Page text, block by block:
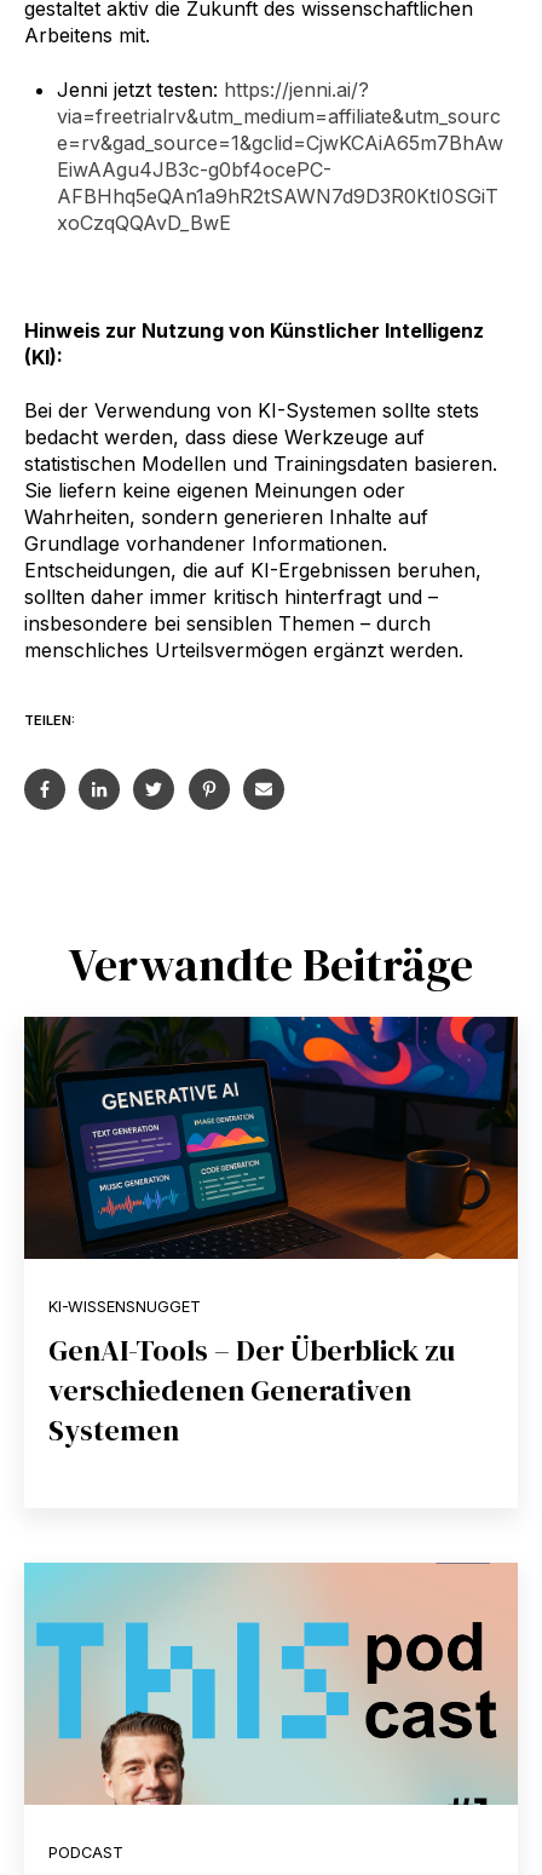
gestaltet aktiv die Zukunft des wissenschaftlichen
Arbeitens mit.
Jenni jetzt testen: https://jenni.ai/?
via=freetrialrv&utm_medium=affiliate&utm_sourc
e=rv&gad_source=1&gclid=CjwKCAiA65m7BhAw
EiwAAgu4JB3c-g0bf4ocePC-
AFBHhq5eQAn1a9hR2tSAWN7d9D3R0KtI0SGiT
xoCzqQQAvD_BwE
Hinweis zur Nutzung von Künstlicher Intelligenz
(KI):
Bei der Verwendung von KI-Systemen sollte stets
bedacht werden, dass diese Werkzeuge auf
statistischen Modellen und Trainingsdaten basieren.
Sie liefern keine eigenen Meinungen oder
Wahrheiten, sondern generieren Inhalte auf
Grundlage vorhandener Informationen.
Entscheidungen, die auf KI-Ergebnissen beruhen,
sollten daher immer kritisch hinterfragt und –
insbesondere bei sensiblen Themen – durch
menschliches Urteilsvermögen ergänzt werden.
TEILEN:
Verwandte Beiträge
KI-WISSENSNUGGET
GenAI-Tools – Der Überblick zu
verschiedenen Generativen
Systemen
PODCAST